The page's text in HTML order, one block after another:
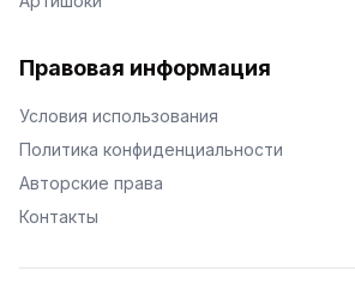
Правовая информация
Условия использования
Политика конфиденциальности
Авторские права
Контакты